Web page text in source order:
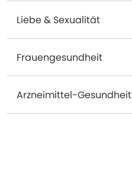
Liebe & Sexualität
Frauengesundheit
Arzneimittel-Gesundheit